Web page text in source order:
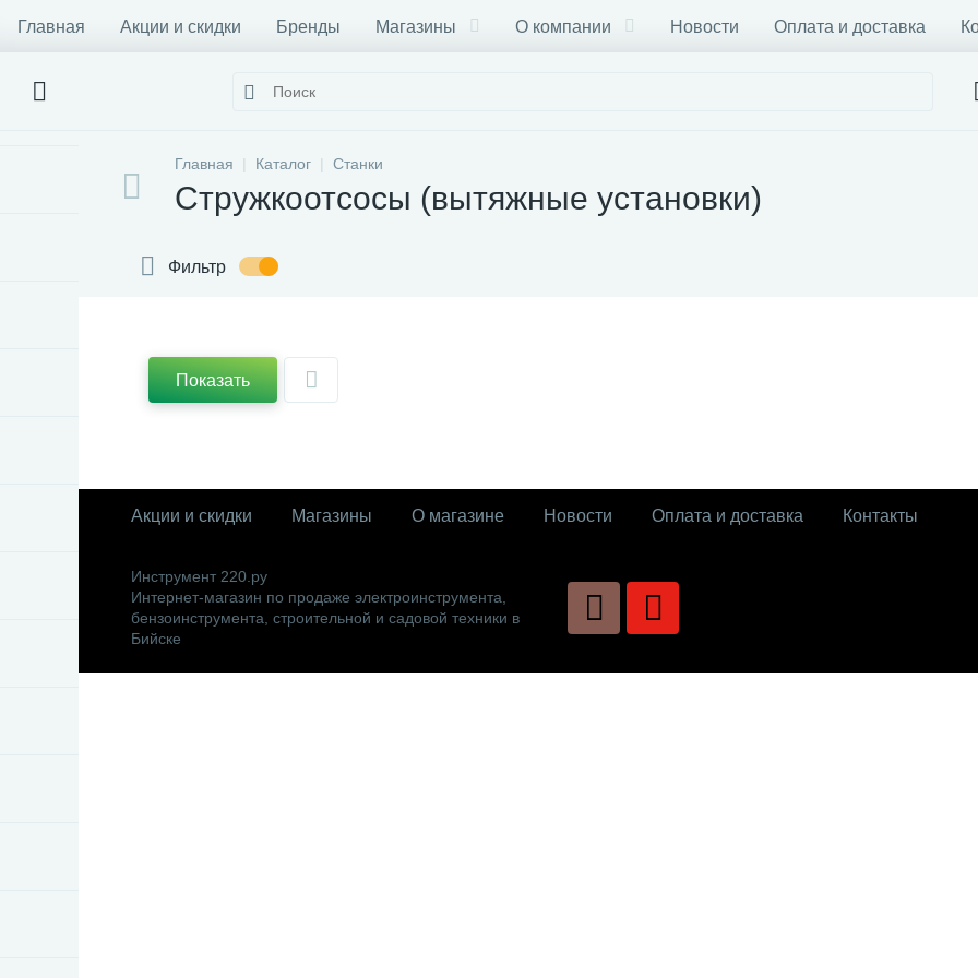
Главная Акции и скидки Бренды Магазины О компании Новости Оплата и доставка
Главная Каталог Станки
Стружкоотсосы (вытяжные установки)
Фильтр
Показать
Акции и скидки Магазины О магазине Новости Оплата и доставка Контакты
Инструмент 220.ру
Интернет-магазин по продаже электроинструмента,
бензоинструмента, строительной и садовой техники в
Бийске